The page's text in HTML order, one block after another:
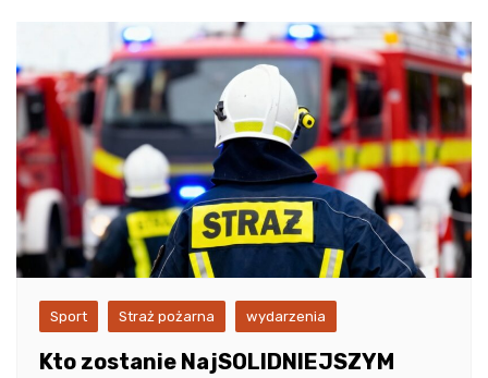
Sport Straż pożarna wydarzenia
Kto zostanie NajSOLIDNIEJSZYM